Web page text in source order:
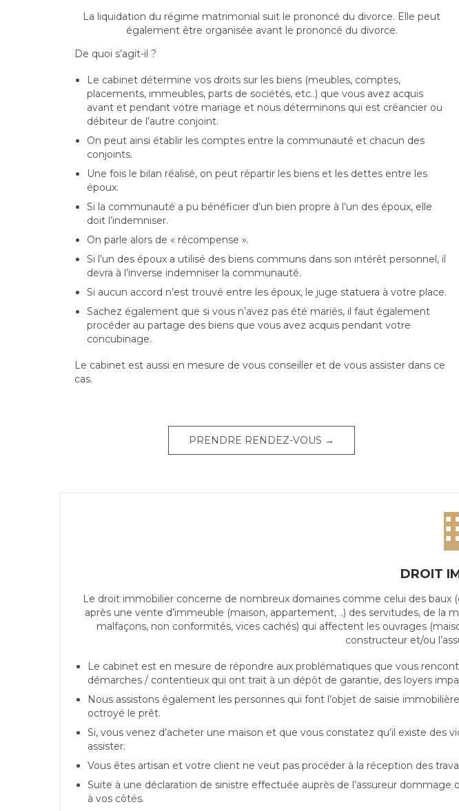
La liquidation du régime matrimonial suit le prononcé du divorce. Elle peut
également être organisée avant le prononcé du divorce.
De quoi s’agit-il ?
Le cabinet détermine vos droits sur les biens (meubles, comptes,
placements, immeubles, parts de sociétés, etc..) que vous avez acquis
avant et pendant votre mariage et nous déterminons qui est créancier ou
débiteur de l’autre conjoint.
On peut ainsi établir les comptes entre la communauté et chacun des
conjoints.
Une fois le bilan réalisé, on peut répartir les biens et les dettes entre les
époux.
Si la communauté a pu bénéficier d’un bien propre à l’un des époux, elle
doit l’indemniser.
On parle alors de « récompense ».
Si l’un des époux a utilisé des biens communs dans son intérêt personnel, il
devra à l’inverse indemniser la communauté.
Si aucun accord n’est trouvé entre les époux, le juge statuera à votre place.
Sachez également que si vous n’avez pas été mariés, il faut également
procéder au partage des biens que vous avez acquis pendant votre
concubinage.
Le cabinet est aussi en mesure de vous conseiller et de vous assister dans ce
cas.
PRENDRE RENDEZ-VOUS →
DROIT
Le droit immobilier concerne de nombreux domaines comme celui des baux
après une vente d’immeuble (maison, appartement, ..) des servitudes, de
malfaçons, non conformités, vices cachés) qui affectent les ouvrages
constructeur et/ou
Le cabinet est en mesure de répondre aux problématiques que vous
démarches / contentieux qui ont trait à un dépôt de garantie, des loyers
Nous assistons également les personnes qui font l’objet de saisie
octroyé le prêt.
Si, vous venez d’acheter une maison et que vous constatez qu’il existe
assister.
Vous êtes artisan et votre client ne veut pas procéder à la réception des
Suite à une déclaration de sinistre effectuée auprès de l’assureur
à vos côtés.